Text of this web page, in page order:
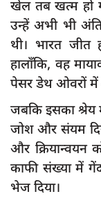
खेल तब खत्म हो
उन्हें अभी भी
थी। भारत
हालाँकि, वह
पेसर डेथ ओवरों में
जबकि इसका श्रेय
जोश और संयम
और क्रियान्वयन
काफी संख्या में
भेज दिया।